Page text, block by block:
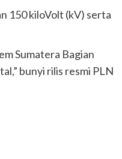
150 kiloVolt (kV) serta
Sumatera Bagian
bunyi rilis resmi PLN